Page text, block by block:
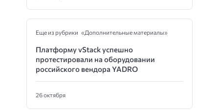
Еще из рубрики «Дополнительные материалы»
Платформу vStack успешно
протестировали на оборудовании
российского вендора YADRO
26 октября